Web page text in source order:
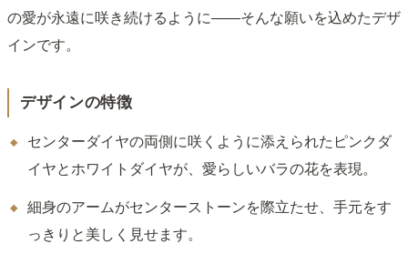
の愛が永遠に咲き続けるように――そんな願いを込めたデザ
インです。
デザインの特徴
センターダイヤの両側に咲くように添えられたピンクダ
イヤとホワイトダイヤが、愛らしいバラの花を表現。
細身のアームがセンターストーンを際立たせ、手元をす
っきりと美しく見せます。